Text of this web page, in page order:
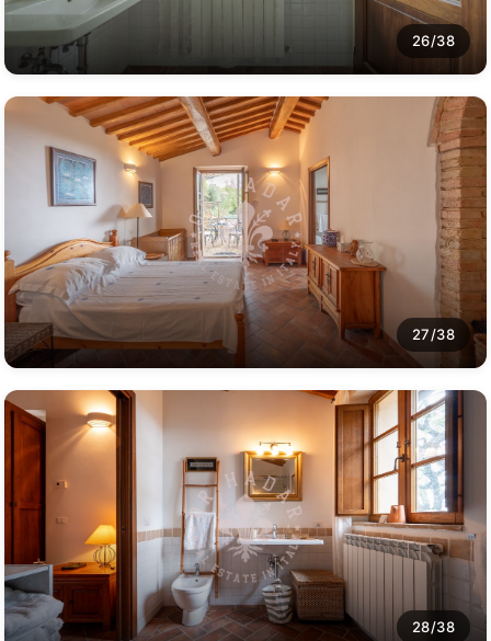
26/38
27/38
28/38